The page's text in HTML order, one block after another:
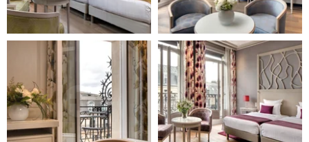
HÔTEL
CHAMBRES ET SUITES
RESTAURANT & BAR
SÉMINAIRES
OFFRES SPÉCIALES